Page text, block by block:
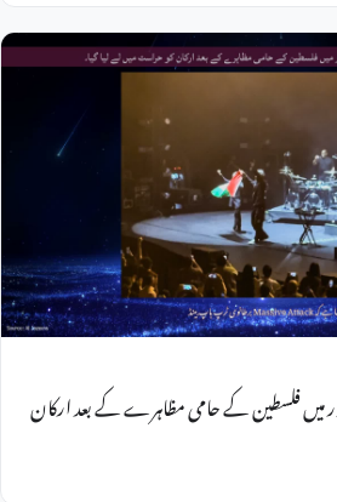
میں فلسطین کے حامی مظاہرے کے بعد ارکان